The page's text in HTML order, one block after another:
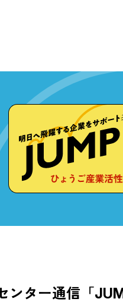
ンター通信「